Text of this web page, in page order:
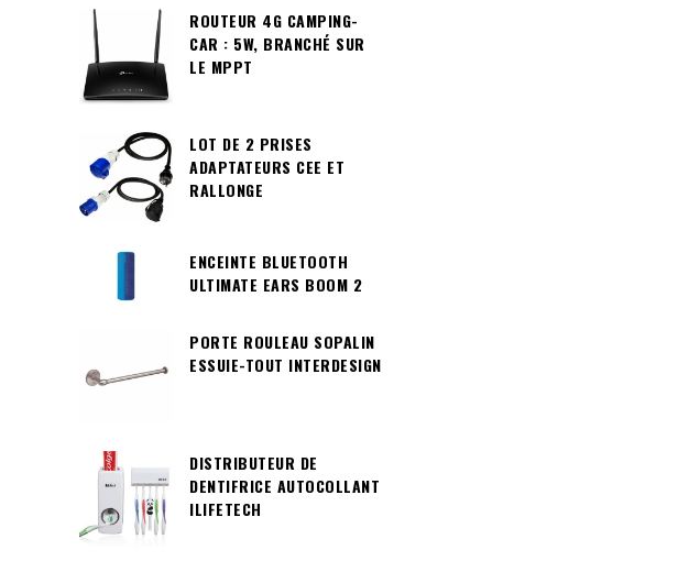
ROUTEUR 4G CAMPING-
CAR : 5W, BRANCHÉ SUR
LE MPPT
LOT DE 2 PRISES
ADAPTATEURS CEE ET
RALLONGE
ENCEINTE BLUETOOTH
ULTIMATE EARS BOOM 2
PORTE ROULEAU SOPALIN
ESSUIE-TOUT INTERDESIGN
DISTRIBUTEUR DE
DENTIFRICE AUTOCOLLANT
ILIFETECH